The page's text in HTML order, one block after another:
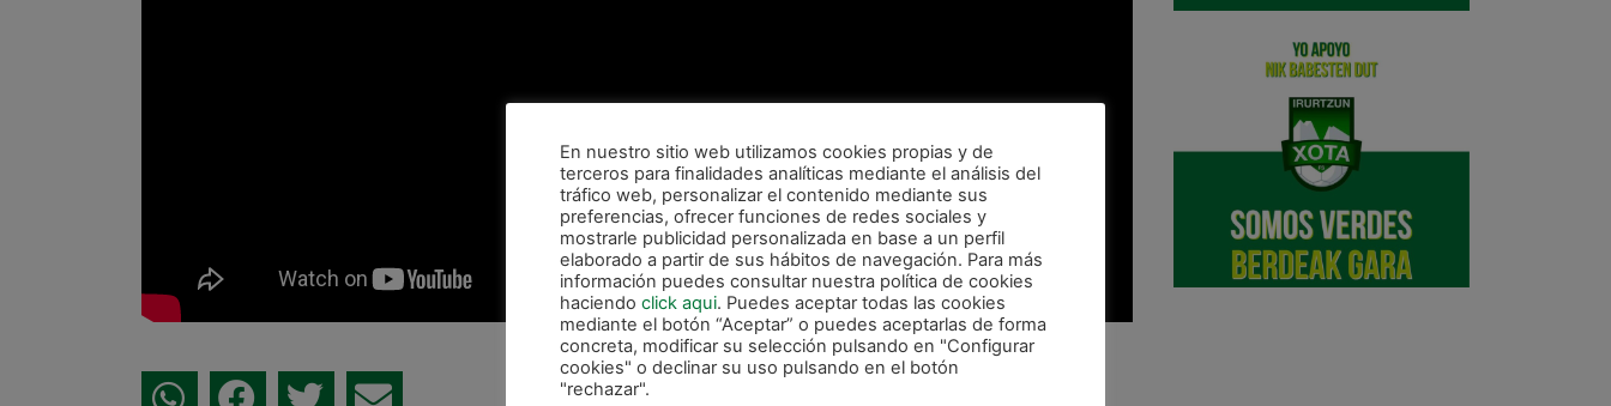
En nuestro sitio web utilizamos cookies propias y de
terceros para finalidades analíticas mediante el análisis del
tráfico web, personalizar el contenido mediante sus
preferencias, ofrecer funciones de redes sociales y
mostrarle publicidad personalizada en base a un perfil
elaborado a partir de sus hábitos de navegación. Para más
información puedes consultar nuestra política de cookies
haciendo click aqui. Puedes aceptar todas las cookies
mediante el botón “Aceptar” o puedes aceptarlas de forma
concreta, modificar su selección pulsando en "Configurar
cookies" o declinar su uso pulsando en el botón
"rechazar".